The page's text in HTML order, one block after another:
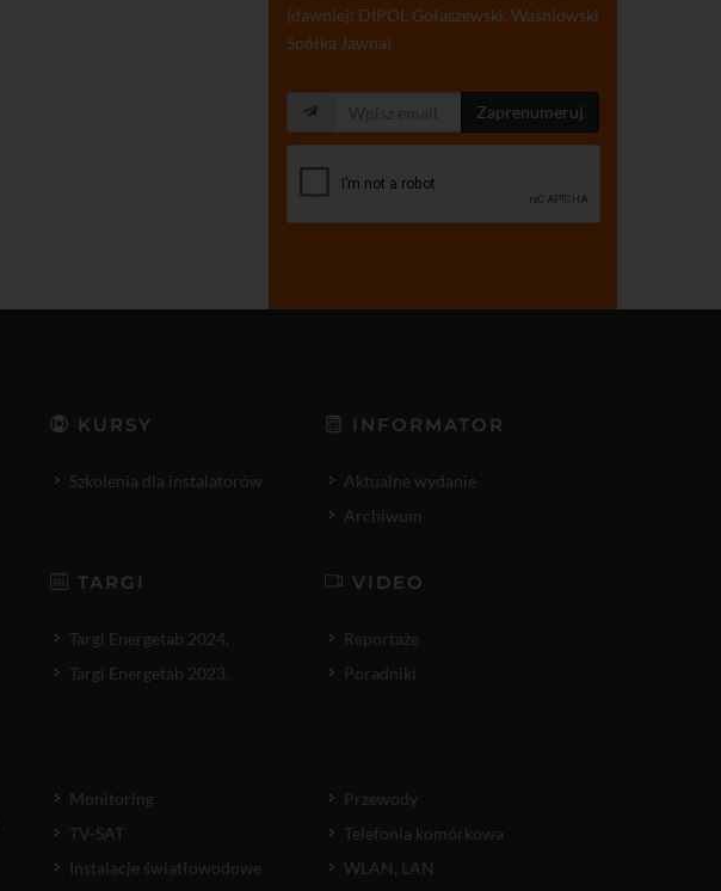
(dawniej: DIPOL Gołaszewski, Waśniowski
Spółka Jawna)
Zaprenumeruj
KURSY
Szkolenia dla instalatorów
TARGI
Targi Energetab 2024.
Targi Energetab 2023.
INFORMATOR
Aktualne wydanie
Archiwum
VIDEO
Reportaże
Poradniki
Monitoring
TV-SAT
Instalacje światłowodowe
Przewody
Telefonia komórkowa
WLAN, LAN